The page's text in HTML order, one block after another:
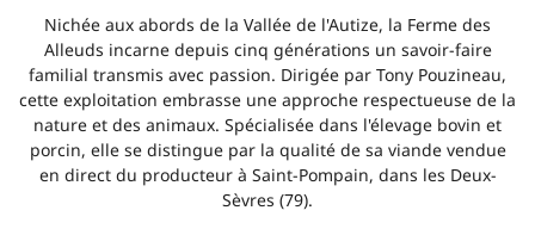
Nichée aux abords de la Vallée de l'Autize, la Ferme des
Alleuds incarne depuis cinq générations un savoir-faire
familial transmis avec passion. Dirigée par Tony Pouzineau,
cette exploitation embrasse une approche respectueuse de la
nature et des animaux. Spécialisée dans l'élevage bovin et
porcin, elle se distingue par la qualité de sa viande vendue
en direct du producteur à Saint-Pompain, dans les Deux-
Sèvres (79).